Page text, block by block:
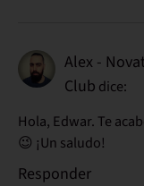
Alex -
Club dice:
Hola, Edwar. Te
😉 ¡Un saludo!
Responder